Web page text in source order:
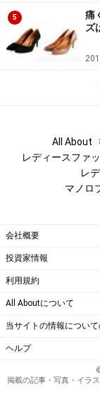
5
痛
ズ
All About
レディースファ
レ
マノロ
会社概要
投資家情報
利用規約
All Aboutについて
当サイトの情報につい
ヘルプ
掲載の記事・写真・イラ